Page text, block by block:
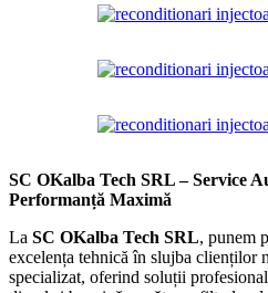
SC OKalba Tech SRL – Service
Performanță Maximă
La SC OKalba Tech SRL, punem
excelența tehnică în slujba clienților
specializat, oferind soluții